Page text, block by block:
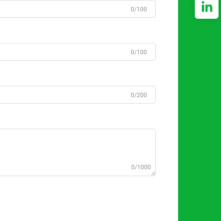
0/100
0/100
0/200
0/1000